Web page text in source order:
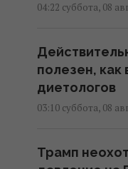
04:22 суббота, 08
полезен, как
диетологов
03:10 суббота, 08
Трамп